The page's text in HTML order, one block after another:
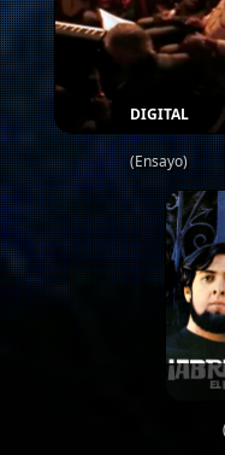
DIGITAL
(Ensayo)